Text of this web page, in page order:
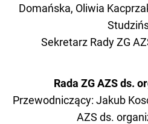
Domańska, Oliwia
Sekretarz Rady ZG
Rada ZG AZS ds.
Przewodniczący: Jakub
AZS ds.